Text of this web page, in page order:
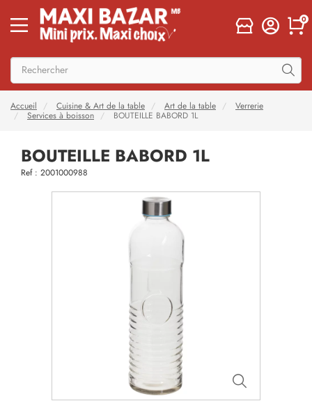
0
Accueil Cuisine & Art de la table Art de la table
Verrerie
Services à boisson
BOUTEILLE BABORD 1L
BOUTEILLE BABORD 1L
Ref : 2001000988